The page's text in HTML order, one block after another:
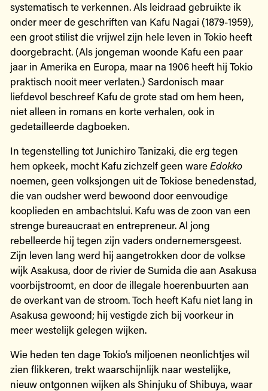
systematisch te verkennen. Als leidraad gebruikte ik
onder meer de geschriften van Kafu Nagai (1879-1959),
een groot stilist die vrijwel zijn hele leven in Tokio heeft
doorgebracht. (Als jongeman woonde Kafu een paar
jaar in Amerika en Europa, maar na 1906 heeft hij Tokio
praktisch nooit meer verlaten.) Sardonisch maar
liefdevol beschreef Kafu de grote stad om hem heen,
niet alleen in romans en korte verhalen, ook in
gedetailleerde dagboeken.
In tegenstelling tot Junichiro Tanizaki, die erg tegen
hem opkeek, mocht Kafu zichzelf geen wareEdokko
noemen, geen volksjongen uit de Tokiose benedenstad,
die van oudsher werd bewoond door eenvoudige
kooplieden en ambachtslui. Kafu was de zoon van een
strenge bureaucraat en entrepreneur. Al jong
rebelleerde hij tegen zijn vaders ondernemersgeest.
Zijn leven lang werd hij aangetrokken door de volkse
wijk Asakusa, door de rivier de Sumida die aan Asakusa
voorbijstroomt, en door de illegale hoerenbuurten aan
de overkant van de stroom. Toch heeft Kafu niet lang in
Asakusa gewoond; hij vestigde zich bij voorkeur in
meer westelijk gelegen wijken.
Wie heden ten dage Tokio’s miljoenen neonlichtjes wil
zien flikkeren, trekt waarschijnlijk naar westelijke,
nieuw ontgonnen wijken als Shinjuku of Shibuya, waar